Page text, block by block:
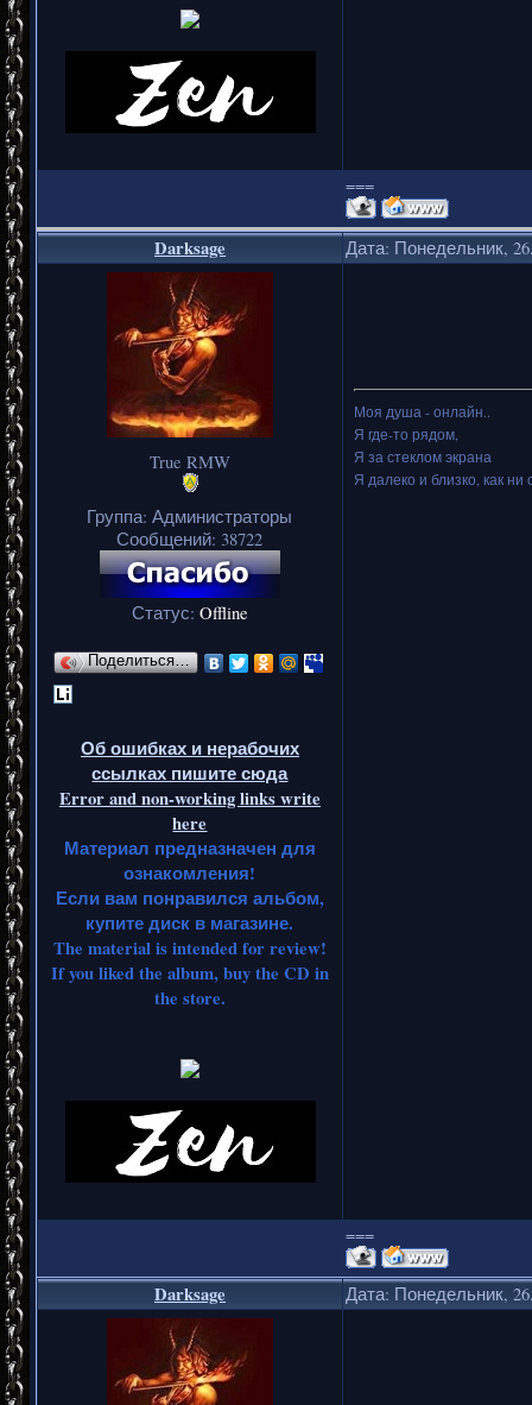
===
Darksage Дата: Понедельник,
True RMW
Группа: Администраторы
Сообщений: 38722
Статус: Offline
Поделиться…
Об ошибках и нерабочих
ссылках пишите сюда
Error and non-working links write
here
Материал предназначен для
ознакомления!
Если вам понравился альбом,
купите диск в магазине.
The material is intended for review!
If you liked the album, buy the CD in
the store.
Моя душа - онлайн..
Я где-то рядом,
Я за стеклом экрана
Я далеко и близко, как ни
===
Darksage Дата: Понедельник,